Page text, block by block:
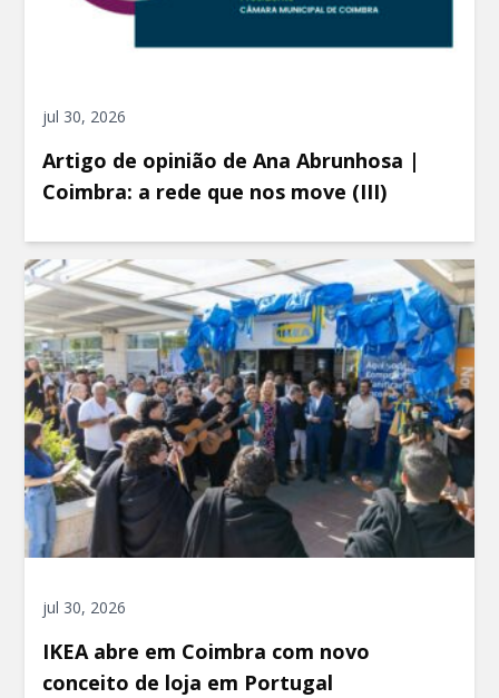
jul 30, 2026
Artigo de opinião de Ana Abrunhosa |
Coimbra: a rede que nos move (III)
jul 30, 2026
IKEA abre em Coimbra com novo
conceito de loja em Portugal